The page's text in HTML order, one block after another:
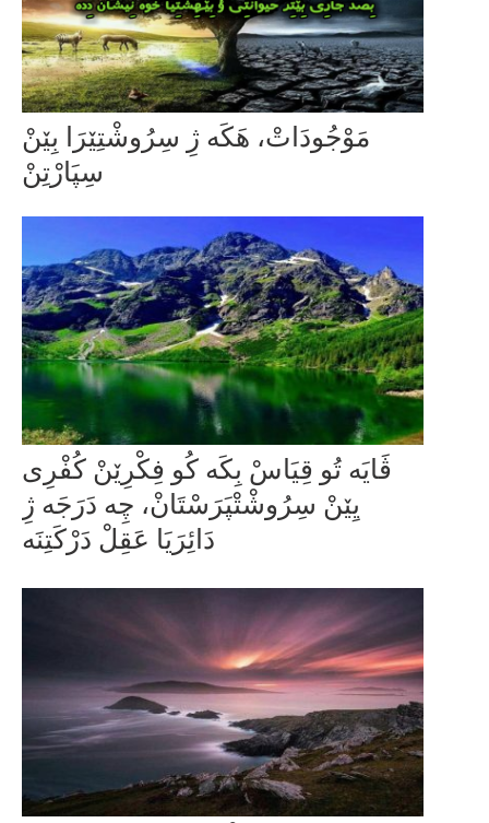
مَوْجُودَاتْ، هَکَه ژِ سِرُوشْتِێرَا بِێنْ
سِپَارْتِنْ
ڤَایَه تُو قِیَاسْ بِکَە کُو فِکْرِێنْ کُفْرِی
یِێنْ سِرُوشْتْپَرَسْتَانْ، چِه دَرَجَە ژِ
دَائِرَیَا عَقِلْ دَرْکَتِنَە